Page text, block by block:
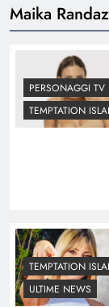
Maika
PERSONAGGI TV
TEMPTATION
TEMPTATION
ULTIME NEWS